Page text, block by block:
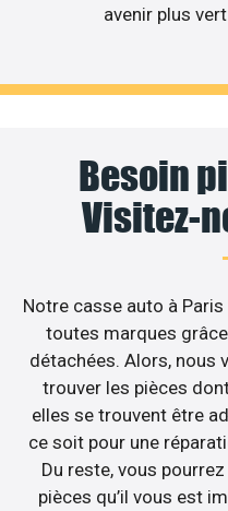
avenir plus
Besoin
Visitez-
Notre casse auto à
toutes marques
détachées. Alors,
trouver les pièces
elles se trouvent être
ce soit pour une
Du reste, vous
pièces qu’il vous est